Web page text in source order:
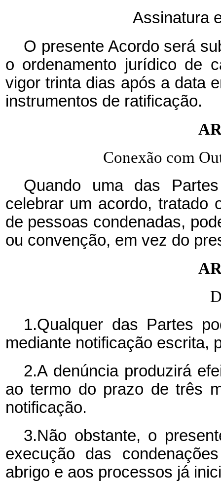
Assinatura
O presente Acordo será
o ordenamento jurídico de
vigor trinta dias após a data
instrumentos de ratificação.
Conexão com
Quando uma das
celebrar um acordo, tratado
de pessoas condenadas,
ou convenção, em vez do
1.Qualquer das Partes
mediante notificação escrita,
2.A denúncia produzirá
ao termo do prazo de três
notificação.
3.Não obstante, o
execução das
abrigo e aos processos já